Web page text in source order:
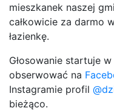
mieszkanek naszej
całkowicie za darmo
łazienkę.
Głosowanie startuje
obserwować na
Instagramie profil
bieżąco.